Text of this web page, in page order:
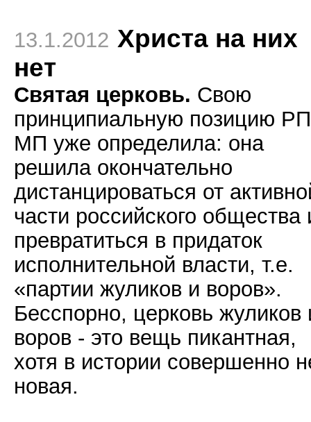
13.1.2012 Христа на них
нет
Святая церковь. Свою
принципиальную позицию
МП уже определила: она
решила окончательно
дистанцироваться от
части российского общества
превратиться в придаток
исполнительной власти, т.е.
«партии жуликов и воров».
Бесспорно, церковь жуликов
воров - это вещь пикантная,
хотя в истории совершенно
новая.